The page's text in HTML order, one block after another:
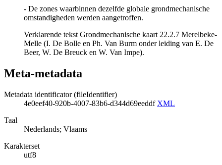
- De zones waarbinnen dezelfde globale grondmechanische
omstandigheden werden aangetroffen.
Verklarende tekst Grondmechanische kaart 22.2.7 Merelbeke-
Melle (I. De Bolle en Ph. Van Burm onder leiding van E. De
Beer, W. De Breuck en W. Van Impe).
Meta-metadata
Metadata identificator (fileIdentifier)
4e0eef40-920b-4007-83b6-d344d69eeddf XML
Taal
Nederlands; Vlaams
Karakterset
utf8